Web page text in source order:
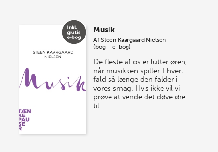
Musik
AfSteen Kaargaard Nielsen
(bog + e-bog)
De fleste af os er lutter øren,
når musikken spiller. I hvert
fald så længe den falder i
vores smag. Hvis ikke vil vi
prøve at vende det døve øre
til.…